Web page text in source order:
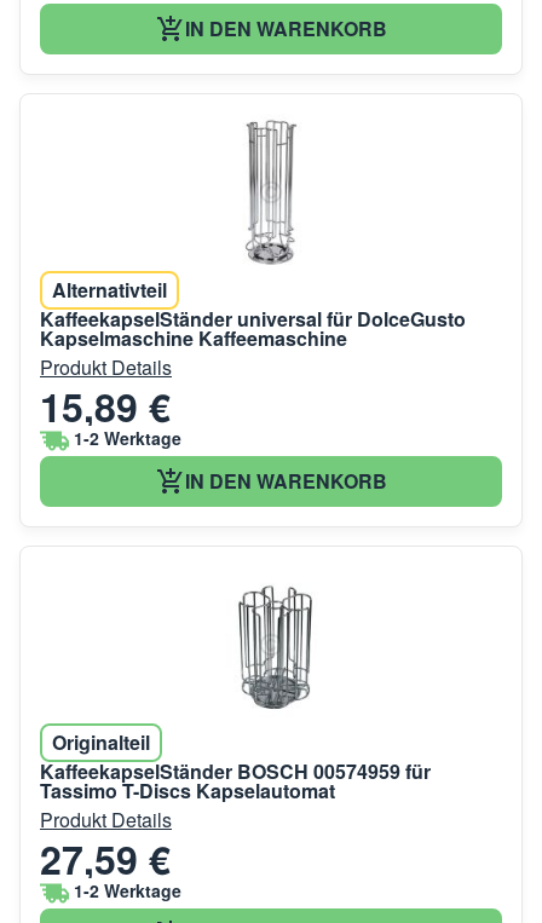
IN DEN WARENKORB
Alternativteil
KaffeekapselStänder universal für DolceGusto
Kapselmaschine Kaffeemaschine
Produkt Details
15,89 €
1-2 Werktage
IN DEN WARENKORB
Originalteil
KaffeekapselStänder BOSCH 00574959 für
Tassimo T-Discs Kapselautomat
Produkt Details
27,59 €
1-2 Werktage